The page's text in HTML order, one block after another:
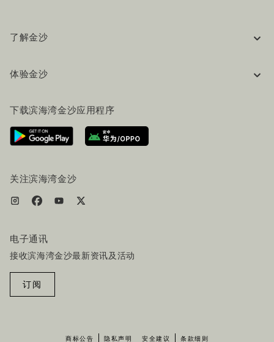
了解金沙
工作机会
联系我们
体验金沙
行程规划
路线指引
服务设施
下载滨海湾金沙应用程序
关注滨海湾金沙
电子通讯
接收滨海湾金沙最新资讯及活动
订阅
商标公告 隐私声明 安全建议 条款细则